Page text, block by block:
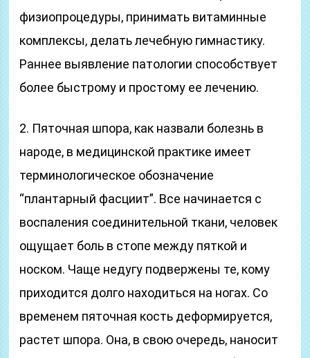
физиопроцедуры, принимать витаминные
комплексы, делать лечебную гимнастику.
Раннее выявление патологии способствует
более быстрому и простому ее лечению.
2. Пяточная шпора, как назвали болезнь в
народе, в медицинской практике имеет
терминологическое обозначение
“плантарный фасциит”. Все начинается с
воспаления соединительной ткани, человек
ощущает боль в стопе между пяткой и
носком. Чаще недугу подвержены те, кому
приходится долго находиться на ногах. Со
временем пяточная кость деформируется,
растет шпора. Она, в свою очередь, наносит